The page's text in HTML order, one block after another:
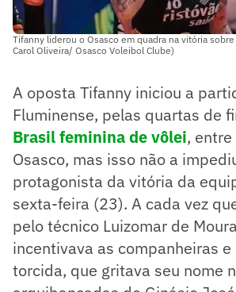
Tifanny liderou o Osasco em quadra na vitória
Carol Oliveira/ Osasco Voleibol Clube)
A oposta Tifanny iniciou a
Fluminense, pelas quartas de
Brasil feminina de vôlei,
Osasco, mas isso não a
protagonista da vitória da
sexta-feira (23). A cada vez
pelo técnico Luizomar de
incentivava as companheiras
torcida, que gritava seu nome